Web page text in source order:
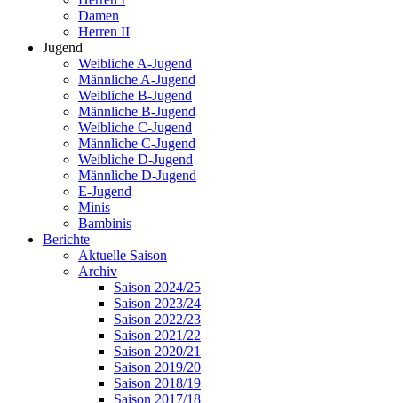
Damen
Herren II
Jugend
Weibliche A-Jugend
Männliche A-Jugend
Weibliche B-Jugend
Männliche B-Jugend
Weibliche C-Jugend
Männliche C-Jugend
Weibliche D-Jugend
Männliche D-Jugend
E-Jugend
Minis
Bambinis
Berichte
Aktuelle Saison
Archiv
Saison 2024/25
Saison 2023/24
Saison 2022/23
Saison 2021/22
Saison 2020/21
Saison 2019/20
Saison 2018/19
Saison 2017/18